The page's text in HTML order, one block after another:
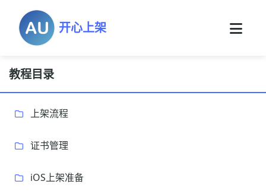
开心上架
教程目录
上架流程
证书管理
iOS上架准备